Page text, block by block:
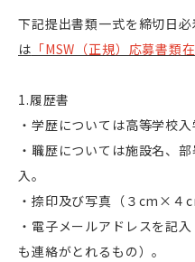
下記提出書類一式を締切日
は 「MSW（正規）応募書類在
1.履歴書
・学歴については高等学校入
・職歴については施設名、
入。
・捺印及び写真（３ cm ×４
・電子メールアドレスを記
も連絡がとれるもの）。